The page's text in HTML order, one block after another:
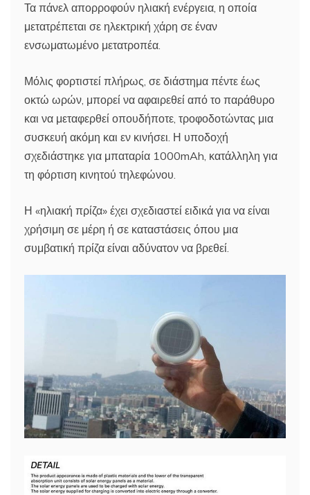
Τα πάνελ απορροφούν ηλιακή ενέργεια, η οποία
μετατρέπεται σε ηλεκτρική χάρη σε έναν
ενσωματωμένο μετατροπέα.
Μόλις φορτιστεί πλήρως, σε διάστημα πέντε έως
οκτώ ωρών, μπορεί να αφαιρεθεί από το παράθυρο
και να μεταφερθεί οπουδήποτε, τροφοδοτώντας μια
συσκευή ακόμη και εν κινήσει. Η υποδοχή
σχεδιάστηκε για μπαταρία 1000mAh, κατάλληλη για
τη φόρτιση κινητού τηλεφώνου.
Η «ηλιακή πρίζα» έχει σχεδιαστεί ειδικά για να είναι
χρήσιμη σε μέρη ή σε καταστάσεις όπου μια
συμβατική πρίζα είναι αδύνατον να βρεθεί.